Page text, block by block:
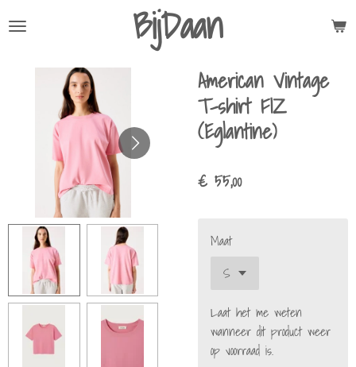
direct
hoofdinhoud
BijDaan
American Vintage
T-shirt FIZ
(Eglantine)
€ 55,00
Maat
Laat het me weten
wanneer dit product weer
op voorraad is.